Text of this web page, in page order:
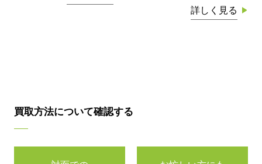
詳しく見る
買取方法について確認する